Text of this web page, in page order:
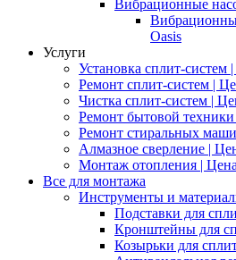
Вибрационные
Oasis
Услуги
Установка сплит-систем
Ремонт сплит-систем |
Чистка сплит-систем |
Ремонт бытовой
Ремонт стиральных
Алмазное сверление |
Монтаж отопления |
Все для монтажа
Инструменты и
Подставки для
Кронштейны для
Козырьки для